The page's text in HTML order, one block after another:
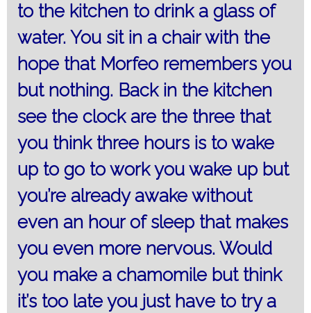
to the kitchen to drink a glass of
water. You sit in a chair with the
hope that Morfeo remembers you
but nothing. Back in the kitchen
see the clock are the three that
you think three hours is to wake
up to go to work you wake up but
you’re already awake without
even an hour of sleep that makes
you even more nervous. Would
you make a chamomile but think
it’s too late you just have to try a